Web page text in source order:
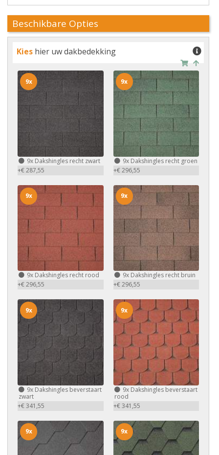
Beschikbare Opties
Kies hier uw dakbedekking
9x Dakshingles recht zwart
+€ 287,55
9x
9xDakshingles recht groen
+€ 296,55
9x
9x Dakshingles recht rood
+€ 296,55
9x
9xDakshingles recht bruin
+€ 296,55
9x
9x Dakshingles beverstaart
zwart
+€ 341,55
9x
9xDakshingles beverstaart
rood
+€ 341,55
9x
9x 9x